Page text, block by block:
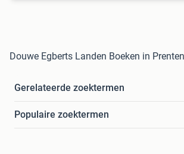
Douwe Egberts Landen Boeken in
Gerelateerde zoektermen
Populaire zoektermen